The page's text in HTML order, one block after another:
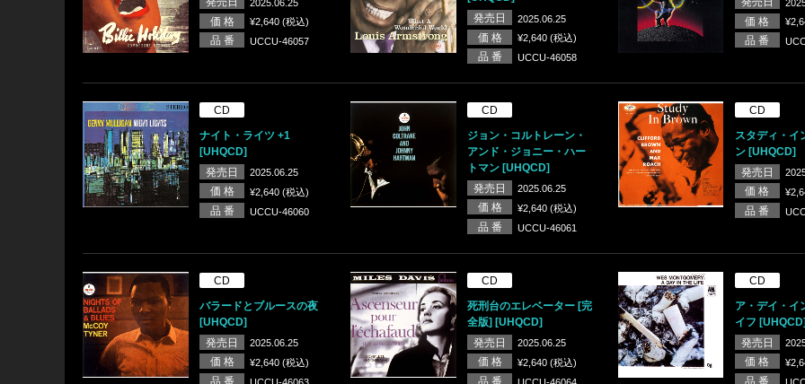
2025.06.25
価 格 ¥2,640 (税込)
品 番 UCCU-46057
発売日
2025.06.25
価 格 ¥2,640 (税込)
品 番 UCCU-46058
価 格
品 番
CD
ナイト・ライツ +1
[UHQCD]
発売日
2025.06.25
価 格 ¥2,640 (税込)
品 番 UCCU-46060
CD
ジョン・コルトレーン・
アンド・ジョニー・ハー
トマン [UHQCD]
発売日
2025.06.25
価 格 ¥2,640 (税込)
品 番 UCCU-46061
CD
スタディ・イ
ン [UHQCD]
発売日
価 格
品 番
CD
バラードとブルースの夜
[UHQCD]
発売日
2025.06.25
価 格 ¥2,640 (税込)
品 番
CD
死刑台のエレベーター [完
全版] [UHQCD]
発売日
2025.06.25
価 格 ¥2,640 (税込)
品 番
CD
ア・デイ・イ
イフ
発売日
価 格
品 番